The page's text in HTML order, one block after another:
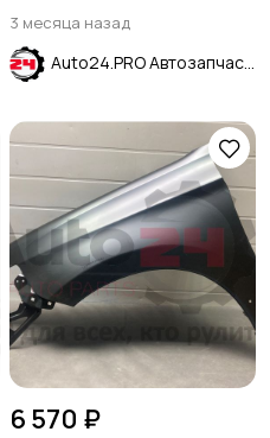
3 месяца назад
Auto24.PRO Автозапчасти
6 570 ₽